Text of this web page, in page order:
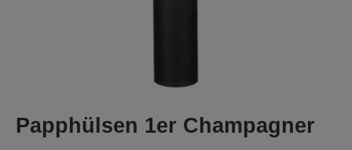
Papphülsen 1er Champagner